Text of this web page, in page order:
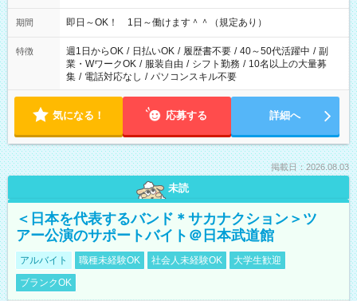
期間 即日～OK！ 1日～働けます＾＾（規定あり）
特徴 週1日からOK / 日払いOK / 履歴書不要 / 40～50代活躍中 / 副
業・WワークOK / 服装自由 / シフト勤務 / 10名以上の大量募
集 / 電話対応なし / パソコンスキル不要
気になる！ 応募する 詳細へ
掲載日：2026.08.03
未読
＜日本を代表するバンド＊サカナクション＞ツ
アー公演のサポートバイト＠日本武道館
アルバイト 職種未経験OK 社会人未経験OK
大学生歓迎
ブランクOK